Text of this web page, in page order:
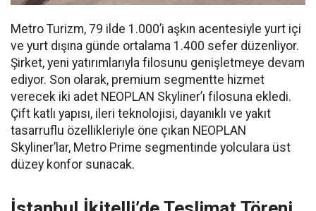
Metro Turizm, 79 ilde 1.000’i aşkın acentesiyle yurt içi
ve yurt dışına günde ortalama 1.400 sefer düzenliyor.
Şirket, yeni yatırımlarıyla filosunu genişletmeye devam
ediyor. Son olarak, premium segmentte hizmet
verecek iki adet NEOPLAN Skyliner’ı filosuna ekledi.
Çift katlı yapısı, ileri teknolojisi, dayanıklı ve yakıt
tasarruflu özellikleriyle öne çıkan NEOPLAN
Skyliner’lar, Metro Prime segmentinde yolculara üst
düzey konfor sunacak.